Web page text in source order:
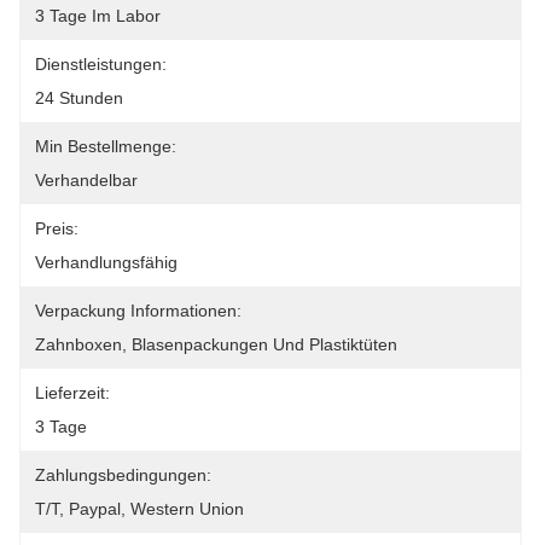
3 Tage Im Labor
Dienstleistungen:
24 Stunden
Min Bestellmenge:
Verhandelbar
Preis:
Verhandlungsfähig
Verpackung Informationen:
Zahnboxen, Blasenpackungen Und Plastiktüten
Lieferzeit:
3 Tage
Zahlungsbedingungen:
T/T, Paypal, Western Union